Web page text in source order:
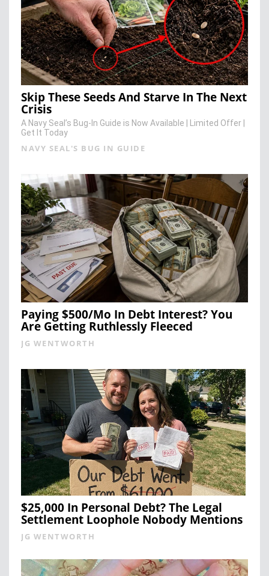
Skip These Seeds And Starve In The Next
Crisis
A Navy Seal’s Bug-In Guide is Now Available | Limited Offer |
Get It Today
NAVY SEAL'S BUG IN GUIDE
Paying $500/Mo In Debt Interest? You
Are Getting Ruthlessly Fleeced
JG WENTWORTH
$25,000 In Personal Debt? The Legal
Settlement Loophole Nobody Mentions
JG WENTWORTH